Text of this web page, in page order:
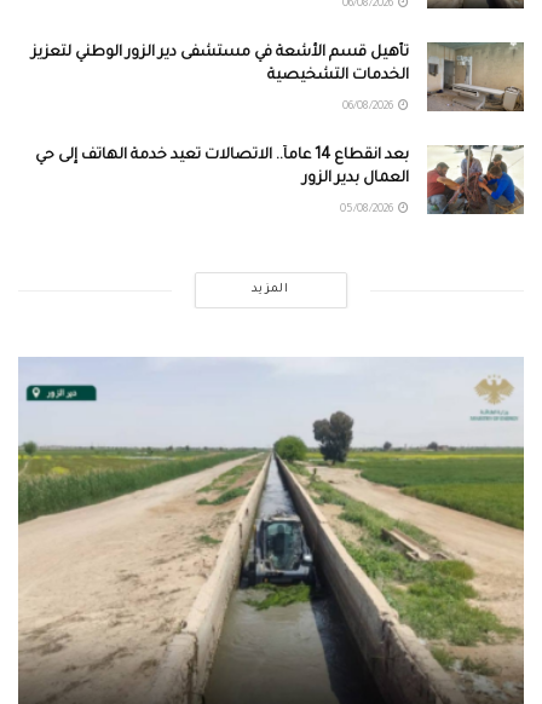
تأهيل قسم الأشعة في مستشفى دير الزور الوطني لتعزيز
الخدمات التشخيصية
بعد انقطاع 14 عاماً.. الاتصالات تعيد خدمة الهاتف إلى حي
العمال بدير الزور
المزيد